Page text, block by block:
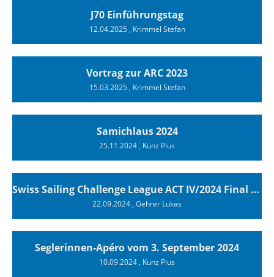
J70 Einführungstag
12.04.2025, Krimmel Stefan
Vortrag zur ARC 2023
15.03.2025, Krimmel Stefan
Samichlaus 2024
25.11.2024, Kunz Pius
Swiss Sailing Challenge League ACT IV/2024 Final Luzern
22.09.2024, Gehrer Lukas
Seglerinnen-Apéro vom 3. September 2024
10.09.2024, Kunz Pius